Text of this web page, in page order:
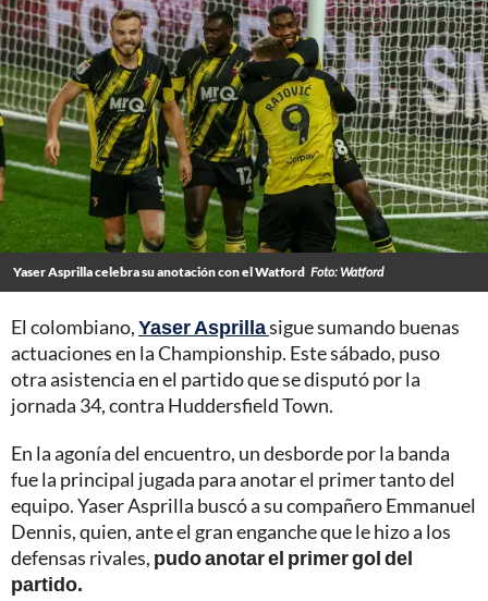
Yaser Asprilla celebra su anotación con el Watford Foto: Watford
El colombiano,Yaser Asprillasigue sumando buenas
actuaciones en la Championship. Este sábado, puso
otra asistencia en el partido que se disputó por la
jornada 34, contra Huddersfield Town.
En la agonía del encuentro, un desborde por la banda
fue la principal jugada para anotar el primer tanto del
equipo. Yaser Asprilla buscó a su compañero Emmanuel
Dennis, quien, ante el gran enganche que le hizo a los
defensas rivales, pudo anotar el primer gol del
partido.